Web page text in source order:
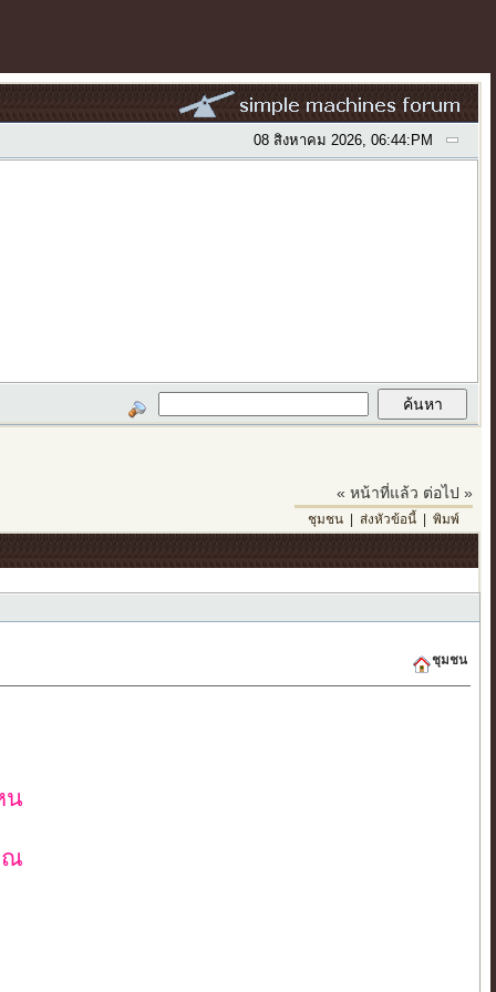
08 สิงหาคม 2026, 06:44:PM
« หน้าที่แล้ว ต่อไป »
ชุมชน| ส่งหัวข้อนี้| พิมพ์
ชุมชน
น
ณ